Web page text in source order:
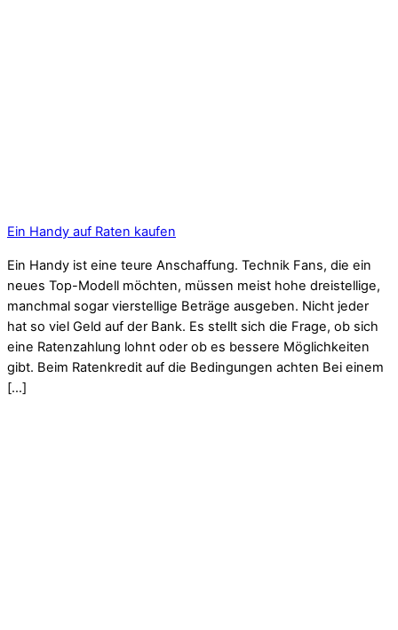
Ein Handy auf Raten kaufen
Ein Handy ist eine teure Anschaffung. Technik Fans, die ein
neues Top-Modell möchten, müssen meist hohe dreistellige,
manchmal sogar vierstellige Beträge ausgeben. Nicht jeder
hat so viel Geld auf der Bank. Es stellt sich die Frage, ob sich
eine Ratenzahlung lohnt oder ob es bessere Möglichkeiten
gibt. Beim Ratenkredit auf die Bedingungen achten Bei einem
[…]